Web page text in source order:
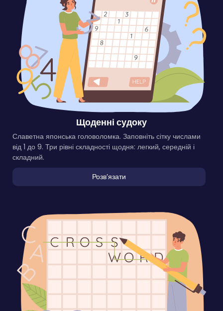
Щоденні судоку
Славетна японська головоломка. Заповніть сітку числами
від 1 до 9. Три рівні складності щодня: легкий, середній і
складний.
Розвʼязати